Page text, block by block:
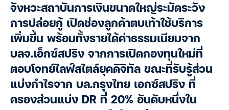
จังหวะสถาบันการเงินขนาดใหญ่ระมัดระวัง
การปล่อยกู้ เปิดช่องลูกค้าตบเท้าใช้บริการ
เพิ่มขึ้น พร้อมทั้งรายได้ค่าธรรมเนียมจาก
บลจ.เอ็กซ์สปริง จากการเปิดกองทุนใหม่ที่
ตอบโจทย์ไลฟ์สไตล์ยุคดิจิทัล ขณะที่รับรู้ส่วน
แบ่งกำไรจาก บล.กรุงไทย เอกซ์สปริง ที่
ครองส่วนแบ่ง DR ที่ 20% อันดับหนึ่งใน